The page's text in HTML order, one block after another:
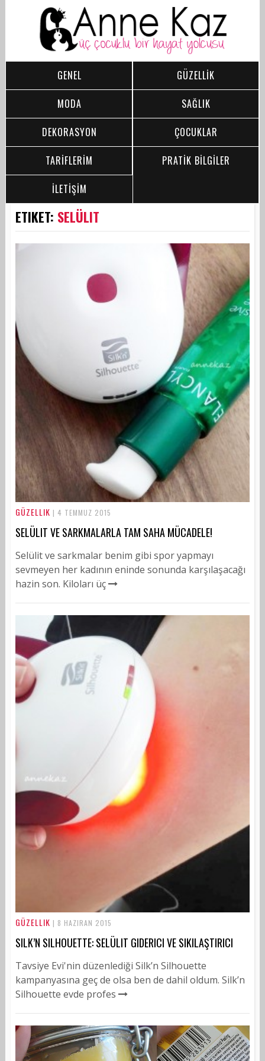
GENEL
GÜZELLİK
MODA
SAĞLIK
DEKORASYON
ÇOCUKLAR
TARİFLERİM
PRATİK BİLGİLER
İLETİŞİM
ETIKET: SELÜLIT
GÜZELLIK | 4 TEMMUZ 2015
SELÜLIT VE SARKMALARLA TAM SAHA MÜCADELE!
Selülit ve sarkmalar benim gibi spor yapmayı
sevmeyen her kadının eninde sonunda karşılaşacağı
hazin son. Kiloları üç
GÜZELLIK | 8 HAZIRAN 2015
SILK’N SILHOUETTE: SELÜLIT GIDERICI VE SIKILAŞTIRICI
Tavsiye Evi'nin düzenlediği Silk’n Silhouette
kampanyasına geç de olsa ben de dahil oldum. Silk’n
Silhouette evde profes